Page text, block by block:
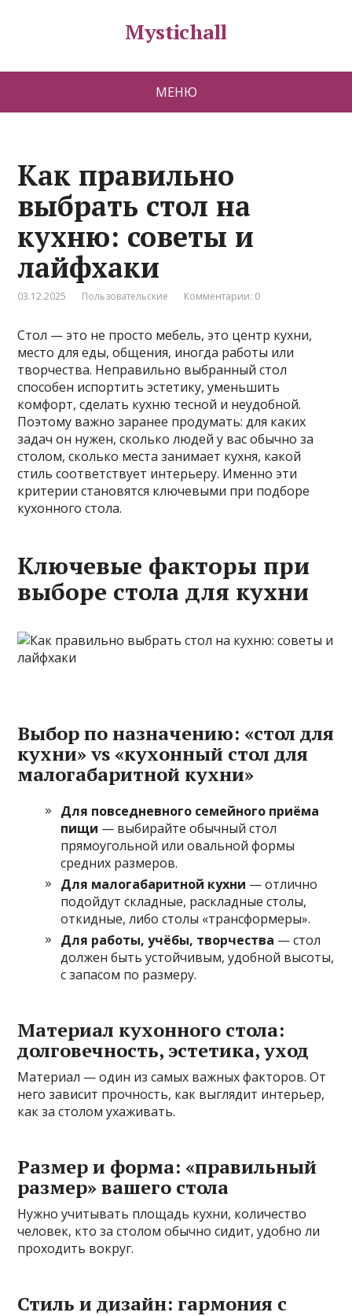
Mystichall
МЕНЮ
Как правильно
выбрать стол на
кухню: советы и
лайфхаки
03.12.2025 Пользовательские Комментарии: 0
Стол — это не просто мебель, это центр кухни,
место для еды, общения, иногда работы или
творчества. Неправильно выбранный стол
способен испортить эстетику, уменьшить
комфорт, сделать кухню тесной и неудобной.
Поэтому важно заранее продумать: для каких
задач он нужен, сколько людей у вас обычно за
столом, сколько места занимает кухня, какой
стиль соответствует интерьеру. Именно эти
критерии становятся ключевыми при подборе
кухонного стола.
Ключевые факторы при
выборе стола для кухни
Выбор по назначению: «стол для
кухни» vs «кухонный стол для
малогабаритной кухни»
Для повседневного семейного приёма
пищи — выбирайте обычный стол
прямоугольной или овальной формы
средних размеров.
Для малогабаритной кухни — отлично
подойдут складные, раскладные столы,
откидные, либо столы «трансформеры».
Для работы, учёбы, творчества — стол
должен быть устойчивым, удобной высоты,
с запасом по размеру.
Материал кухонного стола:
долговечность, эстетика, уход
Материал — один из самых важных факторов. От
него зависит прочность, как выглядит интерьер,
как за столом ухаживать.
Размер и форма: «правильный
размер» вашего стола
Нужно учитывать площадь кухни, количество
человек, кто за столом обычно сидит, удобно ли
проходить вокруг.
Стиль и дизайн: гармония с